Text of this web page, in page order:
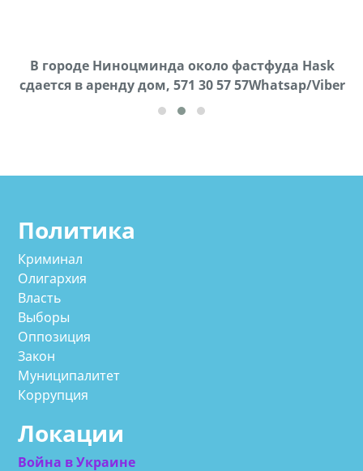
В городе Ниноцминда около фастфуда Hask
cдается в аренду дом, 571 30 57 57Whatsap/Viber
Продается машина марки Prado,571 30 57
57Whatsap/Viber
Политика
Криминал
Олигархия
Власть
Выборы
Оппозиция
Закон
Муниципалитет
Коррупция
Локации
Война в Украине